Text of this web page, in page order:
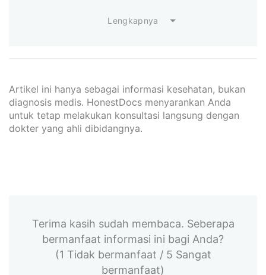
Lengkapnya
Artikel ini hanya sebagai informasi kesehatan, bukan
diagnosis medis. HonestDocs menyarankan Anda
untuk tetap melakukan konsultasi langsung dengan
dokter yang ahli dibidangnya.
Terima kasih sudah membaca. Seberapa
bermanfaat informasi ini bagi Anda?
(1 Tidak bermanfaat / 5 Sangat
bermanfaat)